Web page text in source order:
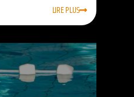
LIRE PLUS